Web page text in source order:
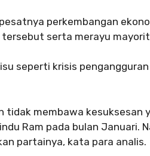
perkembangan
serta merayu
seperti krisis
tidak membawa kesuksesan
Ram pada bulan Januari.
partainya, kata para analis.